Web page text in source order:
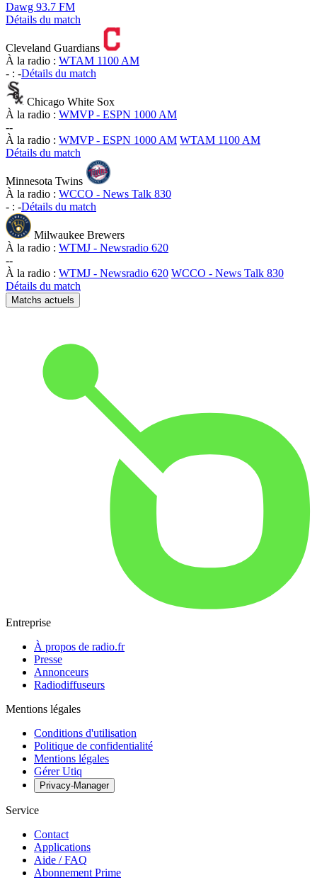
Dawg 93.7 FM
Détails du match
Cleveland Guardians
À la radio : WTAM 1100 AM
- : -Détails du match
Chicago White Sox
À la radio : WMVP - ESPN 1000 AM
--
À la radio : WMVP - ESPN 1000 AM WTAM 1100 AM
Détails du match
Minnesota Twins
À la radio : WCCO - News Talk 830
- : -Détails du match
Milwaukee Brewers
À la radio : WTMJ - Newsradio 620
--
À la radio : WTMJ - Newsradio 620 WCCO - News Talk 830
Détails du match
Matchs actuels
Entreprise
À propos de radio.fr
Presse
Annonceurs
Radiodiffuseurs
Mentions légales
Conditions d'utilisation
Politique de confidentialité
Mentions légales
Gérer Utiq
Privacy-Manager
Service
Contact
Applications
Aide / FAQ
Abonnement Prime